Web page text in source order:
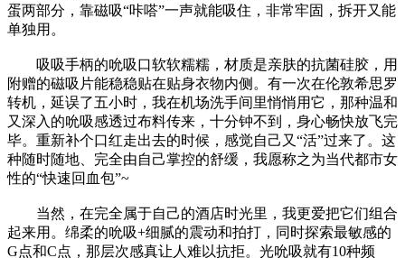
蛋两部分，靠磁吸“咔嗒”一声就能吸住，非常牢固，拆开又能
单独用。
吸吸手柄的吮吸口软软糯糯，材质是亲肤的抗菌硅胶，用
附赠的磁吸片能稳稳贴在贴身衣物内侧。有一次在伦敦希思罗
转机，延误了五小时，我在机场洗手间里悄悄用它，那种温和
又深入的吮吸感透过布料传来，十分钟不到，身心畅快放飞完
毕。重新补个口红走出去的时候，感觉自己又“活”过来了。这
种随时随地、完全由自己掌控的舒缓，我愿称之为当代都市女
性的“快速回血包”~
当然，在完全属于自己的酒店时光里，我更爱把它们组合
起来用。绵柔的吮吸+细腻的震动和拍打，同时探索最敏感的
G点和C点，那层次感真让人难以抗拒。光吮吸就有10种频